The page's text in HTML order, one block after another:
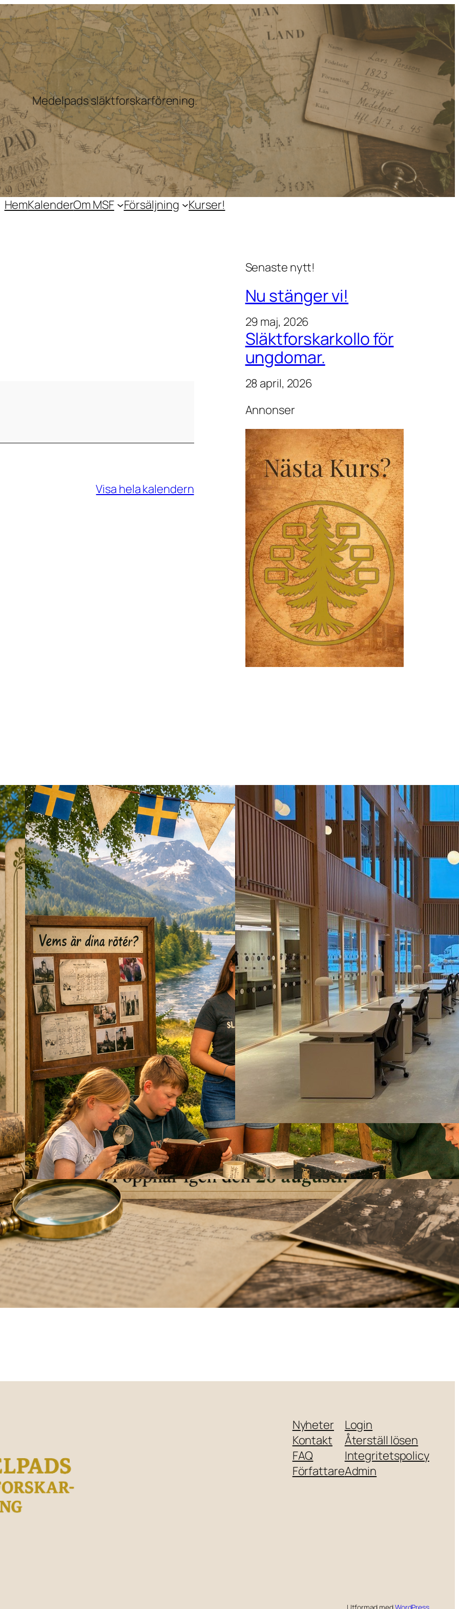
Medelpads släktforskarförening.
HemKalenderOm MSF Försäljning Kurser!
Visa hela kalendern
Senaste nytt!
Nu stänger vi!
29 maj, 2026
Släktforskarkollo för
ungdomar.
28 april, 2026
Annonser
Släktforskarkollo för
ungdomar.
28 april, 2026
Resa till Riksarkivet i
höst! Fullbokad!
19 april, 2026
Nyheter
Kontakt
FAQ
Författare
Login
Återställ lösen
Integritetspolicy
Admin